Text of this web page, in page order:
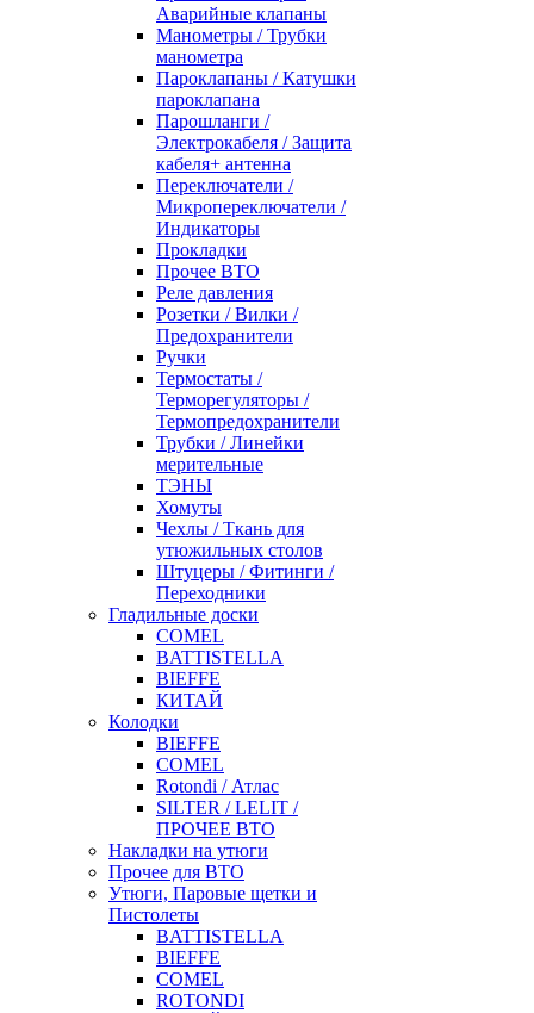
Аварийные клапаны
Манометры / Трубки
манометра
Пароклапаны / Катушки
пароклапана
Парошланги /
Электрокабеля / Защита
кабеля+ антенна
Переключатели /
Микропереключатели /
Индикаторы
Прокладки
Прочее ВТО
Реле давления
Розетки / Вилки /
Предохранители
Ручки
Термостаты /
Терморегуляторы /
Термопредохранители
Трубки / Линейки
мерительные
ТЭНЫ
Хомуты
Чехлы / Ткань для
утюжильных столов
Штуцеры / Фитинги /
Переходники
Гладильные доски
COMEL
BATTISTELLA
BIEFFE
КИТАЙ
Колодки
BIEFFE
COMEL
Rotondi / Атлас
SILTER / LELIT /
ПРОЧЕЕ ВТО
Накладки на утюги
Прочее для ВТО
Утюги, Паровые щетки и
Пистолеты
BATTISTELLA
BIEFFE
COMEL
ROTONDI